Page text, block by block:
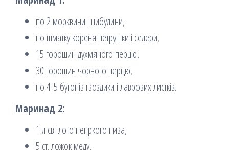
по 2 морквини і цибулини,
по шматку кореня петрушки і селери,
15 горошин духмяного перцю,
30 горошин чорного перцю,
по 4-5 бутонів гвоздики і лаврових листків.
Маринад 2:
1 л світлого негіркого пива,
5 ст. ложок меду,